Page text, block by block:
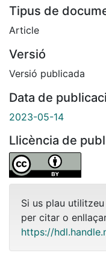
Tipus de
Article
Versió
Versió publicada
Data de
2023-05-14
Llicència de
Si us plau
per citar o
https://